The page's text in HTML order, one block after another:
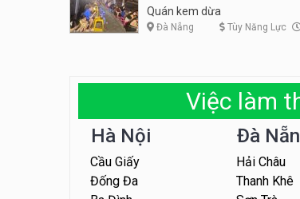
dừa
Quán kem dừa
Đà Nẵng Tùy Năng Lực
Việc làm
Hà Nội
Cầu Giấy
Đống Đa
Đà
Hải Châu
Thanh Khê